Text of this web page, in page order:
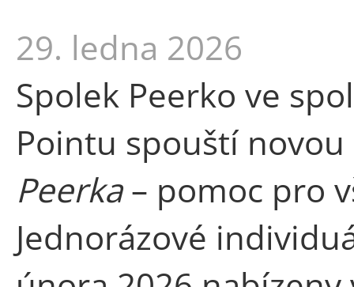
29. ledna 2026
Spolek Peerko ve
Pointu spouští
Peerka– pomoc pro
Jednorázové